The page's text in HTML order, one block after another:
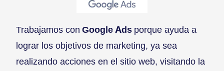
Trabajamos con Google Ads porque ayuda a
lograr los objetivos de marketing, ya sea
realizando acciones en el sitio web, visitando la